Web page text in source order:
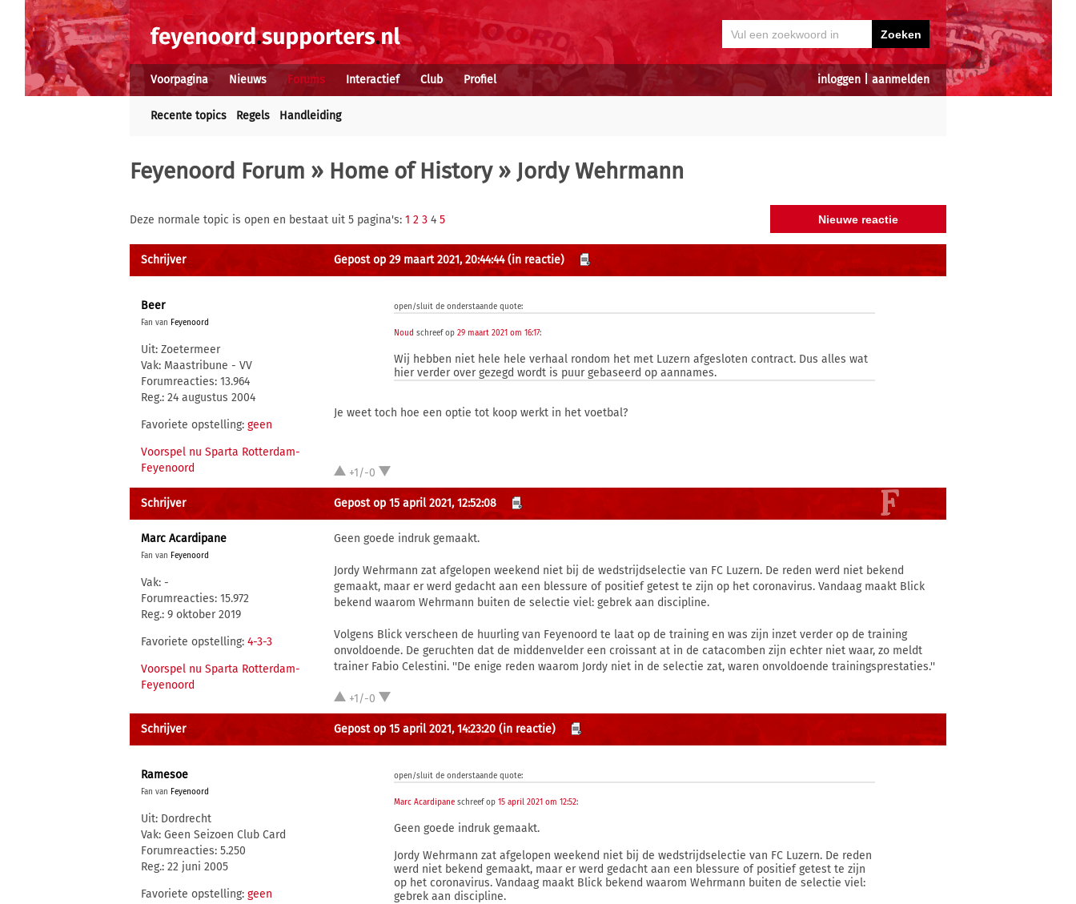
inloggen aanmelden
Voorpagina Nieuws Forums Interactief Club Profiel
Recente topics Regels Handleiding
Feyenoord Forum » Home of History» Jordy Wehrmann
Deze normale topic is open en bestaat uit 5 pagina's: 1 2 3 4 5
Schrijver Gepost op 29 maart 2021, 20:44:44 (in reactie)
Beer
Fan van Feyenoord
Uit: Zoetermeer
Vak: Maastribune - VV
Forumreacties: 13.964
Reg.: 24 augustus 2004
Favoriete opstelling: geen
Voorspel nu Sparta Rotterdam-
Feyenoord
open/sluit de onderstaande quote:
Noud schreef op29 maart 2021 om 16:17:
Wij hebben niet hele hele verhaal rondom het met Luzern afgesloten contract. Dus alles wat
hier verder over gezegd wordt is puur gebaseerd op aannames.
Je weet toch hoe een optie tot koop werkt in het voetbal?
+1/-0
Schrijver Gepost op 15 april 2021, 12:52:08
Marc Acardipane
Fan van Feyenoord
Vak: -
Forumreacties: 15.972
Reg.: 9 oktober 2019
Favoriete opstelling: 4-3-3
Voorspel nu Sparta Rotterdam-
Feyenoord
Geen goede indruk gemaakt.
Jordy Wehrmann zat afgelopen weekend niet bij de wedstrijdselectie van FC Luzern. De reden werd niet bekend
gemaakt, maar er werd gedacht aan een blessure of positief getest te zijn op het coronavirus. Vandaag maakt Blick
bekend waarom Wehrmann buiten de selectie viel: gebrek aan discipline.
Volgens Blick verscheen de huurling van Feyenoord te laat op de training en was zijn inzet verder op de training
onvoldoende. De geruchten dat de middenvelder een croissant at in de catacomben zijn echter niet waar, zo meldt
trainer Fabio Celestini. ''De enige reden waarom Jordy niet in de selectie zat, waren onvoldoende trainingsprestaties.''
+1/-0
Schrijver Gepost op 15 april 2021, 14:23:20 (in reactie)
Ramesoe
Fan van Feyenoord
Uit: Dordrecht
Vak: Geen Seizoen Club Card
Forumreacties: 5.250
Reg.: 22 juni 2005
Favoriete opstelling: geen
open/sluit de onderstaande quote:
Marc Acardipane schreef op15 april 2021 om 12:52:
Geen goede indruk gemaakt.
Jordy Wehrmann zat afgelopen weekend niet bij de wedstrijdselectie van FC Luzern. De reden
werd niet bekend gemaakt, maar er werd gedacht aan een blessure of positief getest te zijn
op het coronavirus. Vandaag maakt Blick bekend waarom Wehrmann buiten de selectie viel:
gebrek aan discipline.